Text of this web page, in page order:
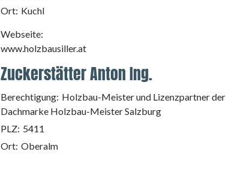
Ort: Kuchl
Webseite:
www.holzbausiller.at
Zuckerstätter Anton Ing.
Berechtigung: Holzbau-Meister und Lizenzpartner der
Dachmarke Holzbau-Meister Salzburg
PLZ: 5411
Ort: Oberalm